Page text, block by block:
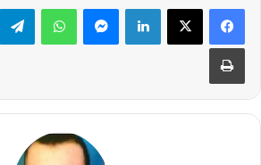
لينكدإن ماسنجر واتساب
طباعة